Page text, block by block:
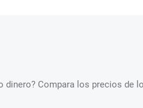
dinero? Compara los precios de